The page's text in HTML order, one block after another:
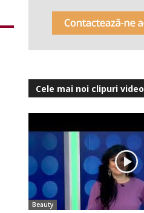
Cele mai noi clipuri video
Beauty